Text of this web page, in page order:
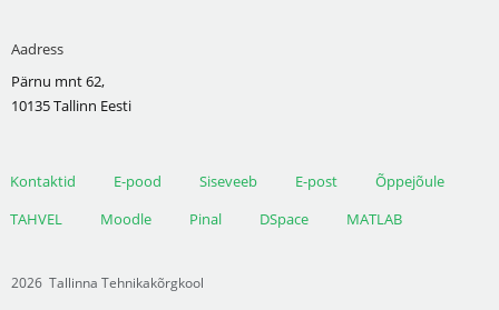
Aadress
Pärnu mnt 62,
10135 Tallinn Eesti
Kontaktid E-pood Siseveeb E-post
Õppejõule
TAHVEL
Moodle Pinal DSpace MATLAB
2026 Tallinna Tehnikakõrgkool